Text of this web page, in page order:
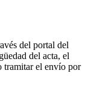
del portal del
del acta, el
tramitar el envío por